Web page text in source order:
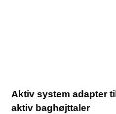
Aktiv system adapter
aktiv baghøjttaler